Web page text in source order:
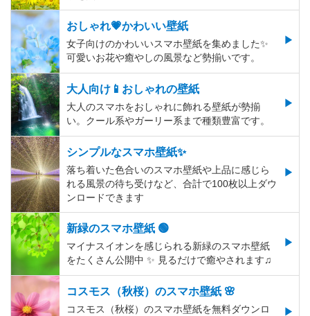
おしゃれ💗かわいい壁紙
女子向けのかわいいスマホ壁紙を集めました✨
可愛いお花や癒やしの風景など勢揃いです。
大人向け📱おしゃれの壁紙
大人のスマホをおしゃれに飾れる壁紙が勢揃
い。クール系やガーリー系まで種類豊富です。
シンプルなスマホ壁紙✨
落ち着いた色合いのスマホ壁紙や上品に感じら
れる風景の待ち受けなど、合計で100枚以上ダウ
ンロードできます
新緑のスマホ壁紙 🟢
マイナスイオンを感じられる新緑のスマホ壁紙
をたくさん公開中 ✨ 見るだけで癒やされます♫
コスモス（秋桜）のスマホ壁紙 🌸
コスモス（秋桜）のスマホ壁紙を無料ダウンロ